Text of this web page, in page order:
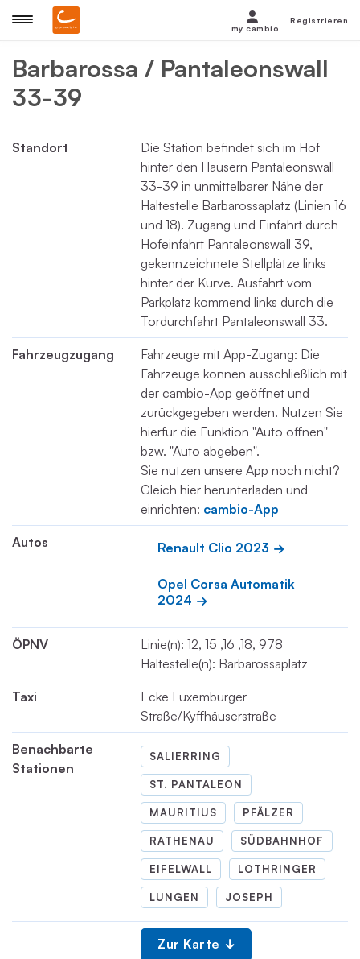
Barbarossa / Pantaleonswall
33-39
Standort
Die Station befindet sich im Hof
hinter den Häusern Pantaleonswall
33-39 in unmittelbarer Nähe der
Haltestelle Barbarossaplatz (Linien 16
und 18). Zugang und Einfahrt durch
Hofeinfahrt Pantaleonswall 39,
gekennzeichnete Stellplätze links
hinter der Kurve. Ausfahrt vom
Parkplatz kommend links durch die
Tordurchfahrt Pantaleonswall 33.
Fahrzeugzugang
Fahrzeuge mit App-Zugang: Die
Fahrzeuge können ausschließlich mit
der cambio-App geöffnet und
zurückgegeben werden. Nutzen Sie
hierfür die Funktion "Auto öffnen"
bzw. "Auto abgeben".
Sie nutzen unsere App noch nicht?
Gleich hier herunterladen und
einrichten: cambio-App
Autos Renault Clio 2023
Opel Corsa Automatik
2024
ÖPNV
Linie(n): 12, 15 ,16 ,18, 978
Haltestelle(n): Barbarossaplatz
Taxi
Ecke Luxemburger
Straße/Kyffhäuserstraße
Benachbarte
Stationen
SALIERRING
ST. PANTALEON
MAURITIUS PFÄLZER
RATHENAU SÜDBAHNHOF
EIFELWALL LOTHRINGER
LUNGEN JOSEPH
Zur Karte
my cambio
Registrieren